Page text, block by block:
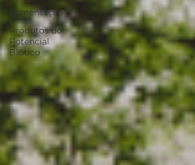
Alimentação
Produtos do
Potencial
Biótico